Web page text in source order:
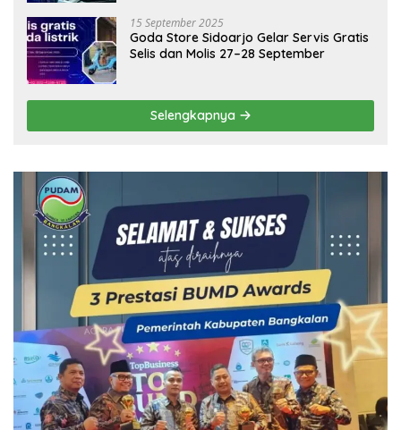
15 September 2025
Goda Store Sidoarjo Gelar Servis Gratis
Selis dan Molis 27–28 September
Selengkapnya